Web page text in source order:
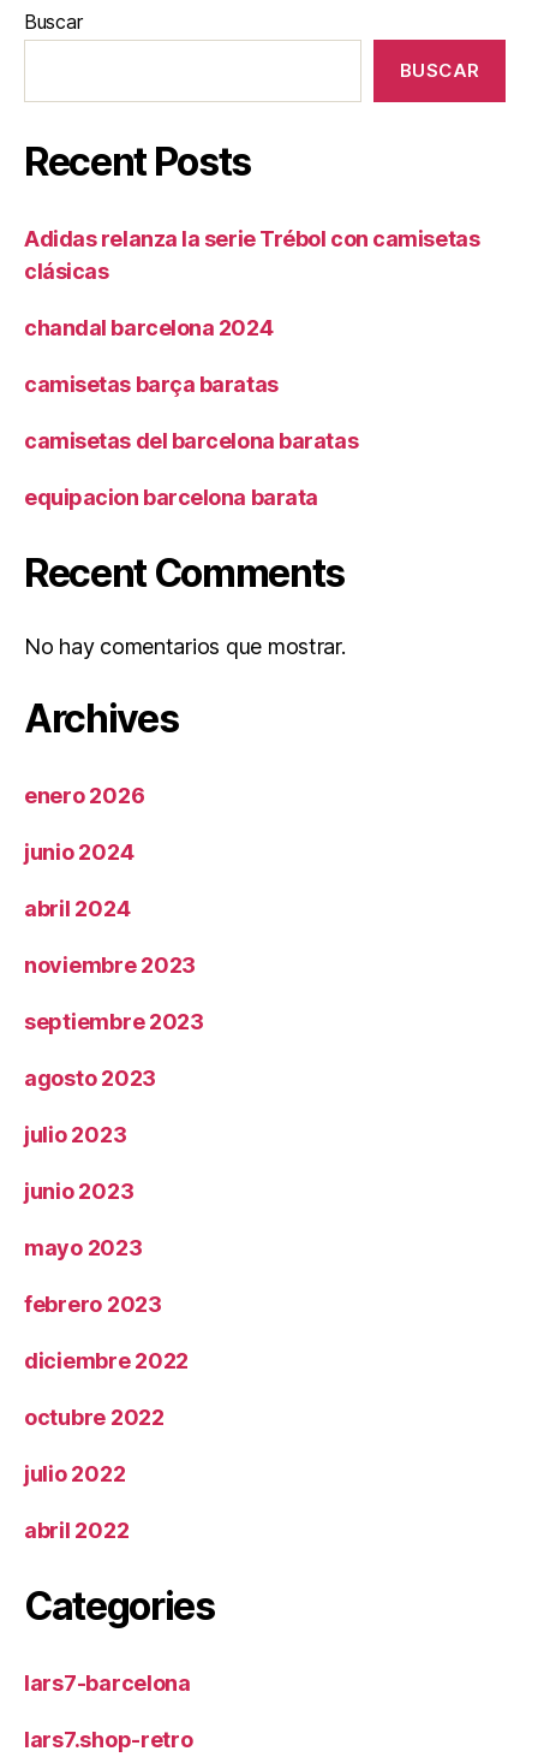
Buscar
BUSCAR
Recent Posts
Adidas relanza la serie Trébol con camisetas
clásicas
chandal barcelona 2024
camisetas barça baratas
camisetas del barcelona baratas
equipacion barcelona barata
Recent Comments
No hay comentarios que mostrar.
Archives
enero 2026
junio 2024
abril 2024
noviembre 2023
septiembre 2023
agosto 2023
julio 2023
junio 2023
mayo 2023
febrero 2023
diciembre 2022
octubre 2022
julio 2022
abril 2022
Categories
lars7-barcelona
lars7.shop-retro